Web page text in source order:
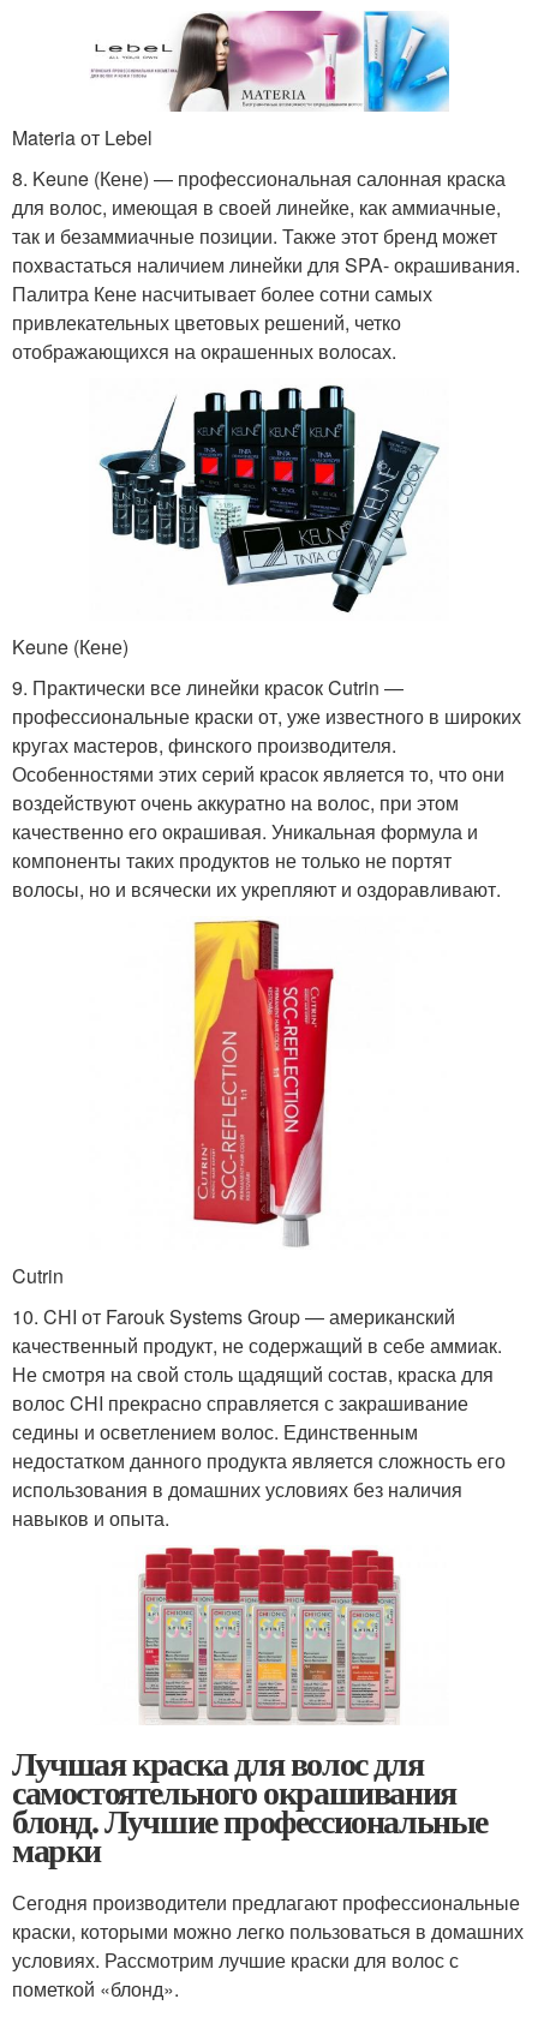
Materia от Lebel
8. Keune (Кене) — профессиональная салонная краска
для волос, имеющая в своей линейке, как аммиачные,
так и безаммиачные позиции. Также этот бренд может
похвастаться наличием линейки для SPA- окрашивания.
Палитра Кене насчитывает более сотни самых
привлекательных цветовых решений, четко
отображающихся на окрашенных волосах.
Keune (Кене)
9. Практически все линейки красок Cutrin —
профессиональные краски от, уже известного в широких
кругах мастеров, финского производителя.
Особенностями этих серий красок является то, что они
воздействуют очень аккуратно на волос, при этом
качественно его окрашивая. Уникальная формула и
компоненты таких продуктов не только не портят
волосы, но и всячески их укрепляют и оздоравливают.
Cutrin
10. CHI от Farouk Systems Group — американский
качественный продукт, не содержащий в себе аммиак.
Не смотря на свой столь щадящий состав, краска для
волос CHI прекрасно справляется с закрашивание
седины и осветлением волос. Единственным
недостатком данного продукта является сложность его
использования в домашних условиях без наличия
навыков и опыта.
Лучшая краска для волос для
самостоятельного окрашивания
блонд. Лучшие профессиональные
марки
Сегодня производители предлагают профессиональные
краски, которыми можно легко пользоваться в домашних
условиях. Рассмотрим лучшие краски для волос с
пометкой «блонд».